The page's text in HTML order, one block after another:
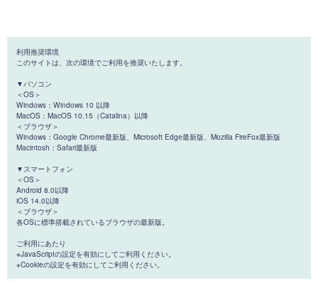
利用推奨環境
このサイトは、次の環境でご利用を推奨いたします。
▼パソコン
＜OS＞
Windows：Windows 10 以降
MacOS：MacOS 10.15（Catalina）以降
＜ブラウザ＞
Windows：Google Chrome最新版、Microsoft Edge最新版、Mozilla FireFox最新版
Macintosh：Safari最新版
▼スマートフォン
＜OS＞
Android 8.0以降
iOS 14.0以降
＜ブラウザ＞
各OSに標準搭載されているブラウザの最新版。
ご利用にあたり
※JavaScriptの設定を有効にしてご利用ください。
※Cookieの設定を有効にしてご利用ください。